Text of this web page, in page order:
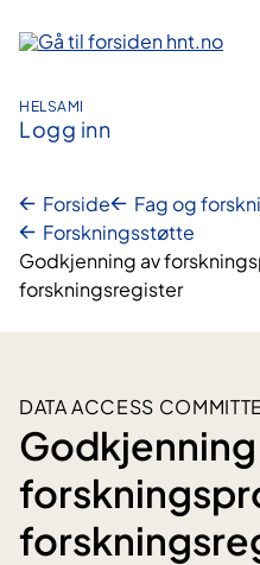
innhold
HELSAMI
Logg inn
Forside Fag og
Forskningsstøtte
Godkjenning av
forskningsregister
DATA ACCESS